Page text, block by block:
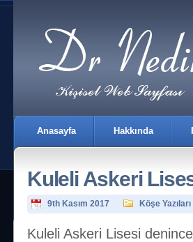
Anasayfa Hakkında
Kuleli Askeri
9th Kasım 2017 Köşe Yazıları
Kuleli Askeri Lisesi